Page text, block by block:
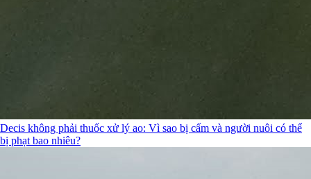
Decis không phải thuốc xử lý ao: Vì sao bị cấm và người nuôi có thể
bị phạt bao nhiêu?